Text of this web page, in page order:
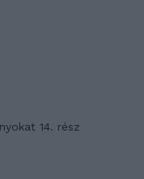
14. rész